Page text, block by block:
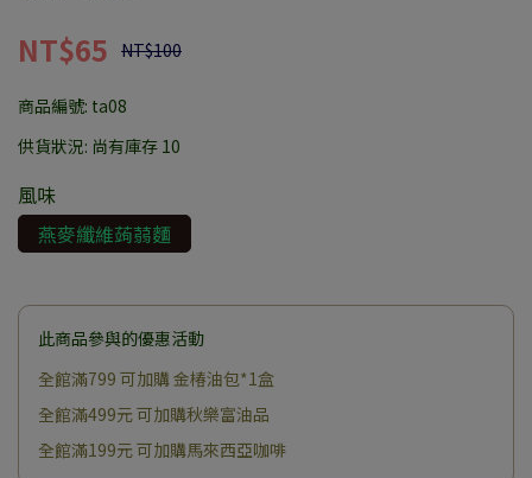
NT$65 NT$100
商品編號: ta08
供貨狀況: 尚有庫存 10
風味
燕麥纖維蒟蒻麵
此商品參與的優惠活動
全館滿799 可加購 金椿油包*1盒
全館滿499元 可加購秋樂富油品
全館滿199元 可加購馬來西亞咖啡